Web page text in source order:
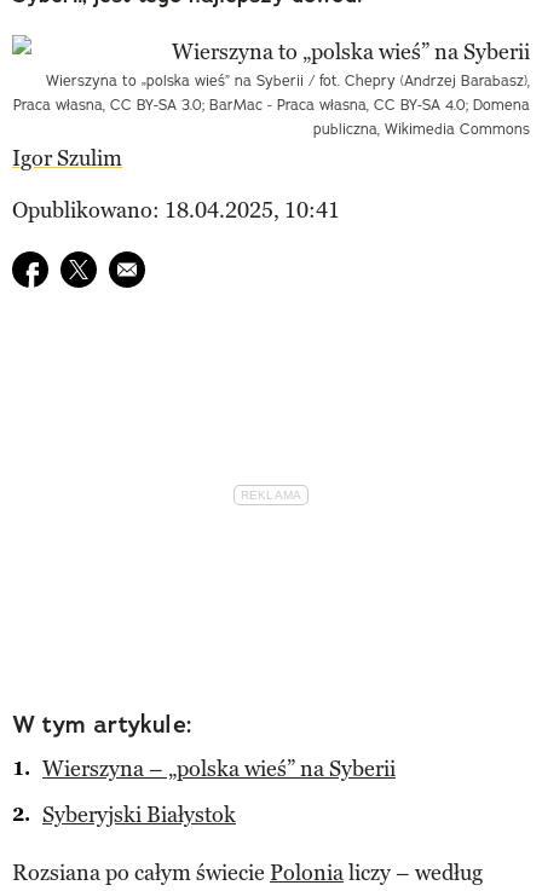
Wierszyna to „polska wieś” na Syberii / fot. Chepry (Andrzej Barabasz),
Praca własna, CC BY-SA 3.0; BarMac - Praca własna, CC BY-SA 4.0; Domena
publiczna, Wikimedia Commons
Igor Szulim
Opublikowano: 18.04.2025, 10:41
Udostępnij na facebook
Udostępnij na twitter
E-mail do przyjaciela
W tym artykule:
Wierszyna – „polska wieś” na Syberii
Syberyjski Białystok
Rozsiana po całym świecie Polonialiczy – według